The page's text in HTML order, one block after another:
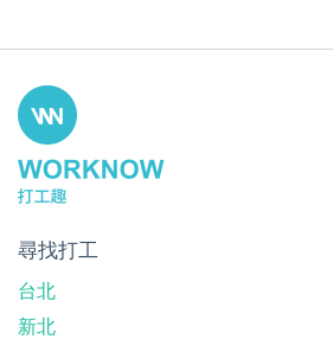
尋找打工
台北
新北